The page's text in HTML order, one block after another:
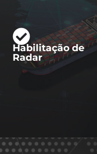
Habilitação de
Radar